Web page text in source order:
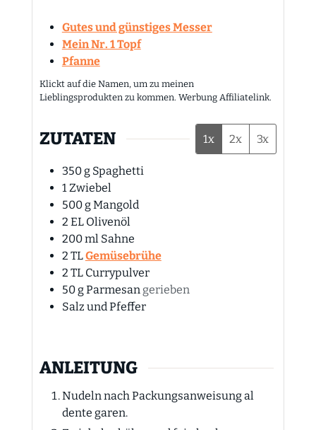
Gutes und günstiges Messer
Mein Nr. 1 Topf
Pfanne
Klickt auf die Namen, um zu meinen
Lieblingsprodukten zu kommen. Werbung Affiliatelink.
ZUTATEN 1x 2x 3x
350g Spaghetti
1Zwiebel
500gMangold
2 EL Olivenöl
200ml Sahne
2 TLGemüsebrühe
2 TL Currypulver
50gParmesan gerieben
Salz und Pfeffer
ANLEITUNG
Nudeln nach Packungsanweisung al
dente garen.